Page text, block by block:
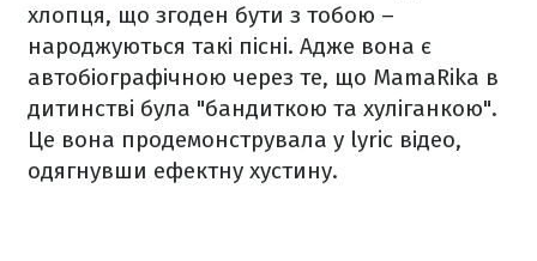
хлопця, що згоден бути з тобою –
народжуються такі пісні. Адже вона є
автобіографічною через те, що MamaRika в
дитинстві була "бандиткою та хуліганкою".
Це вона продемонструвала у lyric відео,
одягнувши ефектну хустину.